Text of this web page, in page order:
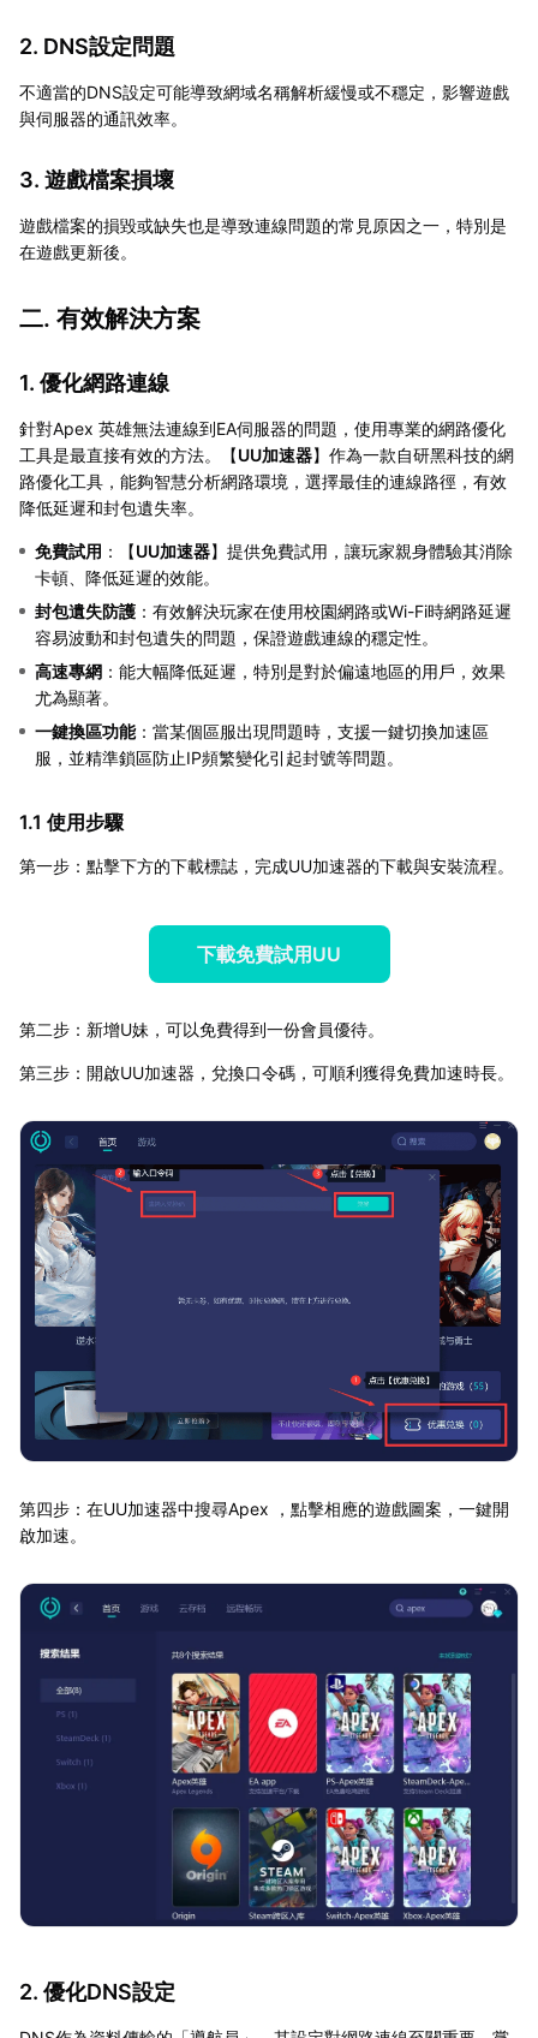
2. DNS設定問題
不適當的DNS設定可能導致網域名稱解析緩慢或不穩定，影響遊戲
與伺服器的通訊效率。
3. 遊戲檔案損壞
遊戲檔案的損毀或缺失也是導致連線問題的常見原因之一，特別是
在遊戲更新後。
二. 有效解決方案
1. 優化網路連線
針對Apex 英雄無法連線到EA伺服器的問題，使用專業的網路優化
工具是最直接有效的方法。【UU加速器】作為一款自研黑科技的網
路優化工具，能夠智慧分析網路環境，選擇最佳的連線路徑，有效
降低延遲和封包遺失率。
免費試用 ：【UU加速器】提供免費試用，讓玩家親身體驗其消除
卡頓、降低延遲的效能。
封包遺失防護 ：有效解決玩家在使用校園網路或Wi-Fi時網路延遲
容易波動和封包遺失的問題，保證遊戲連線的穩定性。
高速專網 ：能大幅降低延遲，特別是對於偏遠地區的用戶，效果
尤為顯著。
一鍵換區功能：當某個區服出現問題時，支援一鍵切換加速區
服，並精準鎖區防止IP頻繁變化引起封號等問題。
1.1 使用步驟
第一步：點擊下方的下載標誌，完成UU加速器的下載與安裝流程。
下載免費試用UU
第二步：新增U妹，可以免費得到一份會員優待。
第三步：開啟UU加速器，兌換口令碼，可順利獲得免費加速時長。
第四步：在UU加速器中搜尋Apex ，點擊相應的遊戲圖案，一鍵開
啟加速。
2. 優化DNS設定